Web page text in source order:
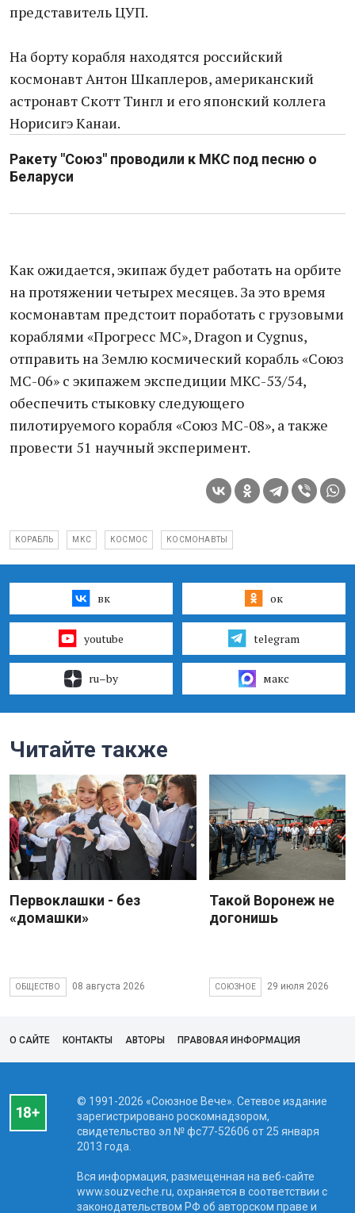
представитель ЦУП.
На борту корабля находятся российский
космонавт Антон Шкаплеров, американский
астронавт Скотт Тингл и его японский коллега
Норисигэ Канаи.
Ракету "Союз" проводили к МКС под песню о
Беларуси
Как ожидается, экипаж будет работать на орбите
на протяжении четырех месяцев. За это время
космонавтам предстоит поработать с грузовыми
кораблями «Прогресс МС», Dragon и Cygnus,
отправить на Землю космический корабль «Союз
МС-06» с экипажем экспедиции МКС-53/54,
обеспечить стыковку следующего
пилотируемого корабля «Союз МС-08», а также
провести 51 научный эксперимент.
КОРАБЛЬ МКС КОСМОС КОСМОНАВТЫ
вк ок
youtube telegram
ru–by макс
Читайте также
Первоклашки - без
«домашки»
ОБЩЕСТВО 08 августа 2026
Такой Воронеж не
догонишь
СОЮЗНОЕ 29 июля 2026
О САЙТЕ КОНТАКТЫ АВТОРЫ ПРАВОВАЯ ИНФОРМАЦИЯ
© 1991-2026 «Союзное Вече». Сетевое издание
зарегистрировано роскомнадзором,
свидетельство эл № фc77-52606 от 25 января
2013 года.
Вся информация, размещенная на веб-сайте
www.souzveche.ru, охраняется в соответствии с
законодательством РФ об авторском праве и